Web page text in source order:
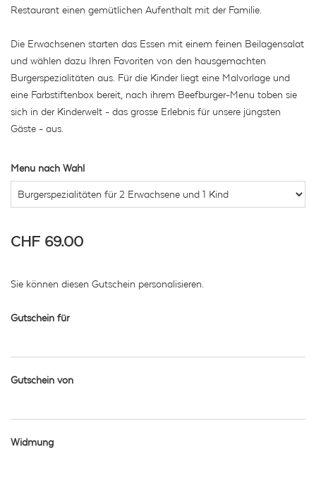
Restaurant einen gemütlichen Aufenthalt mit der Familie.
Die Erwachsenen starten das Essen mit einem feinen Beilagensalat
und wählen dazu Ihren Favoriten von den hausgemachten
Burgerspezialitäten aus. Für die Kinder liegt eine Malvorlage und
eine Farbstiftenbox bereit, nach ihrem Beefburger-Menu toben sie
sich in der Kinderwelt - das grosse Erlebnis für unsere jüngsten
Gäste - aus.
Menu nach Wahl
CHF 69.00
Sie können diesen Gutschein personalisieren.
Gutschein für
Gutschein von
Widmung